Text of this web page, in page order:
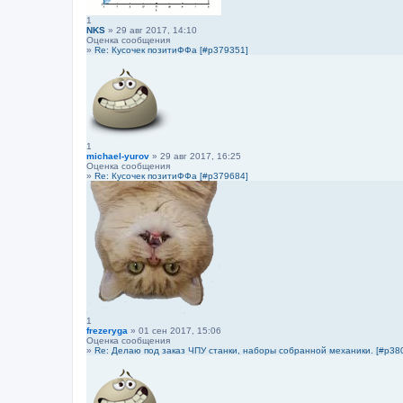
1
NKS » 29 авг 2017, 14:10
Оценка сообщения
» Re: Кусочек позитиФФа [#p379351]
1
michael-yurov » 29 авг 2017, 16:25
Оценка сообщения
» Re: Кусочек позитиФФа [#p379684]
1
frezeryga » 01 сен 2017, 15:06
Оценка сообщения
» Re: Делаю под заказ ЧПУ станки, наборы собранной механики.